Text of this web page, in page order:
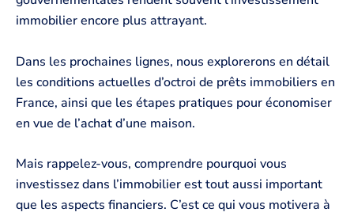
immobilier encore plus attrayant.
Dans les prochaines lignes, nous explorerons en détail
les conditions actuelles d’octroi de prêts immobiliers en
France, ainsi que les étapes pratiques pour économiser
en vue de l’achat d’une maison.
Mais rappelez-vous, comprendre pourquoi vous
investissez dans l’immobilier est tout aussi important
que les aspects financiers. C’est ce qui vous motivera à